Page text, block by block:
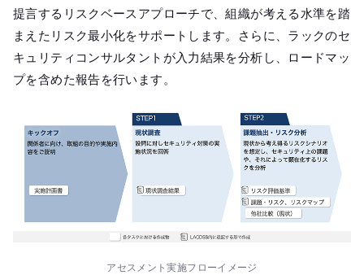
提言するリスクベースアプローチで、組織が考える水準を踏
まえたリスク最小化をサポートします。さらに、ラックのセ
キュリティコンサルタントが入力結果を分析し、ロードマッ
プを含めた報告を行います。
アセスメント実施フローイメージ